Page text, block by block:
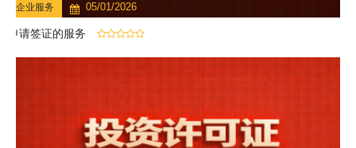
企业服务 05/01/2026
申请签证的服务